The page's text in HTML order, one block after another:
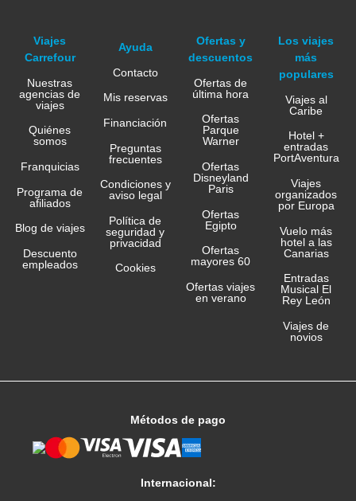
Viajes
Carrefour
Nuestras
agencias de
viajes
Quiénes
somos
Franquicias
Programa de
afiliados
Blog de viajes
Descuento
empleados
Ayuda
Contacto
Mis reservas
Financiación
Preguntas
frecuentes
Condiciones y
aviso legal
Política de
seguridad y
privacidad
Cookies
Ofertas y
descuentos
Ofertas de
última hora
Ofertas
Parque
Warner
Ofertas
Disneyland
Paris
Ofertas
Egipto
Ofertas
mayores 60
Ofertas viajes
en verano
Los viajes
más
populares
Viajes al
Caribe
Hotel +
entradas
PortAventura
Viajes
organizados
por Europa
Vuelo más
hotel a las
Canarias
Entradas
Musical El
Rey León
Viajes de
novios
Métodos de pago
Internacional: